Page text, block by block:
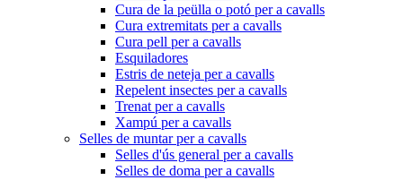
Cura de la peülla o potó per a cavalls
Cura extremitats per a cavalls
Cura pell per a cavalls
Esquiladores
Estris de neteja per a cavalls
Repelent insectes per a cavalls
Trenat per a cavalls
Xampú per a cavalls
Selles de muntar per a cavalls
Selles d'ús general per a cavalls
Selles de doma per a cavalls